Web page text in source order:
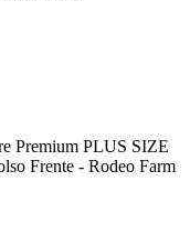
Premium PLUS SIZE
Frente - Rodeo Farm